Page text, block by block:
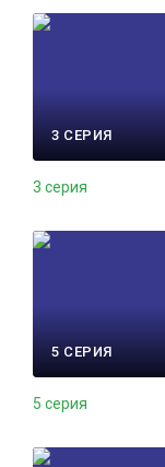
3 СЕРИЯ
3 серия
5 СЕРИЯ
5 серия